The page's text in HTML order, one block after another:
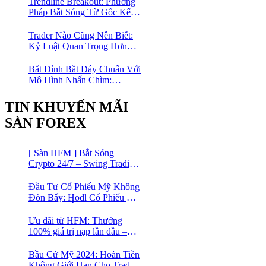
Pháp Bắt Sóng Từ Gốc Kết
Cho Trader Forex
Trader Nào Cũng Nên Biết:
Kỷ Luật Quan Trọng Hơn
Bắt Đỉnh Bắt Đáy Chuẩn Với
Mô Hình Nhấn Chìm:
Forex Đơn Giản Cho Mọi
Trader
TIN KHUYẾN MÃI
SÀN FOREX
[ Sàn HFM ] Bắt Sóng
Crypto 24/7 – Swing Trading
1:1000
Đầu Tư Cổ Phiếu Mỹ Không
Đòn Bẩy: Hodl Cổ Phiếu Mỹ
Nhuận Đều Đều | cổ phiếu
CFD
Ưu đãi từ HFM: Thưởng
100% giá trị nạp lần đầu –
Thị Trường Ngay!
Bầu Cử Mỹ 2024: Hoàn Tiền